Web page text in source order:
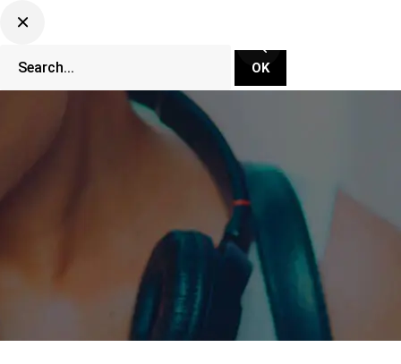
CLUBBING TV NETWORK